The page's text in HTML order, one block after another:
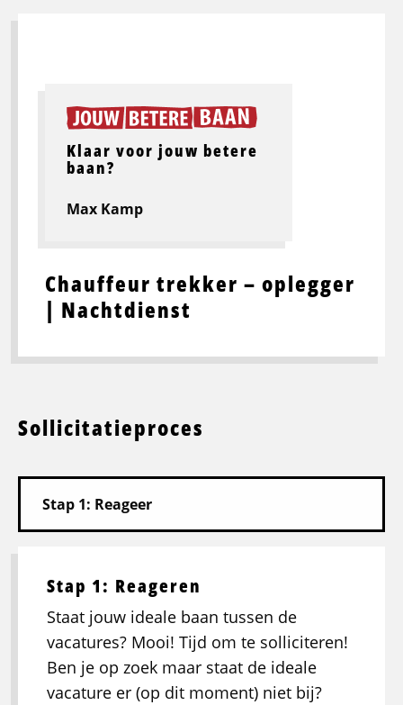
Chauffeur trekker – oplegger
| Nachtdienst
Klaar voor jouw betere
baan?
Max Kamp
Sollicitatieproces
Stap 1: Reageren
Staat jouw ideale baan tussen de
vacatures? Mooi! Tijd om te solliciteren!
Ben je op zoek maar staat de ideale
vacature er (op dit moment) niet bij?